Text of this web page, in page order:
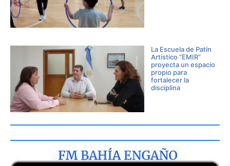
La Escuela de Patín
Artístico “EMIR”
proyecta un espacio
propio para
fortalecer la
disciplina